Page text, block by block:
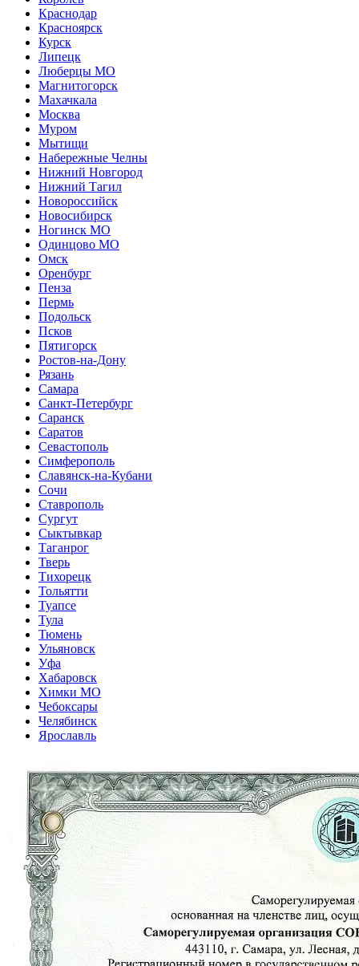
Краснодар
Красноярск
Курск
Липецк
Люберцы МО
Магнитогорск
Махачкала
Москва
Муром
Мытищи
Набережные Челны
Нижний Новгород
Нижний Тагил
Новороссийск
Новосибирск
Ногинск МО
Одинцово МО
Омск
Оренбург
Пенза
Пермь
Подольск
Псков
Пятигорск
Ростов-на-Дону
Рязань
Самара
Санкт-Петербург
Саранск
Саратов
Севастополь
Симферополь
Славянск-на-Кубани
Сочи
Ставрополь
Сургут
Сыктывкар
Таганрог
Тверь
Тихорецк
Тольятти
Туапсе
Тула
Тюмень
Ульяновск
Уфа
Хабаровск
Химки МО
Чебоксары
Челябинск
Ярославль